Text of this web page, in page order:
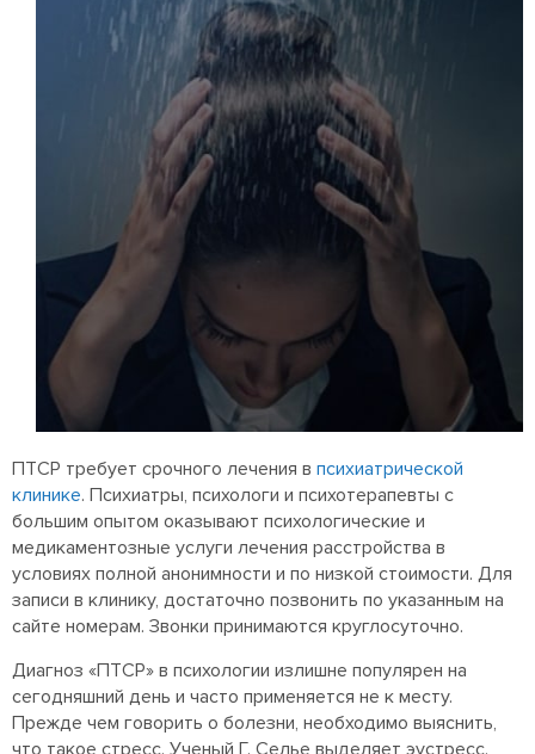
ПТСР требует срочного лечения в психиатрической
клинике. Психиатры, психологи и психотерапевты с
большим опытом оказывают психологические и
медикаментозные услуги лечения расстройства в
условиях полной анонимности и по низкой стоимости. Для
записи в клинику, достаточно позвонить по указанным на
сайте номерам. Звонки принимаются круглосуточно.
Диагноз «ПТСР» в психологии излишне популярен на
сегодняшний день и часто применяется не к месту.
Прежде чем говорить о болезни, необходимо выяснить,
что такое стресс. Ученый Г. Селье выделяет эустресс.